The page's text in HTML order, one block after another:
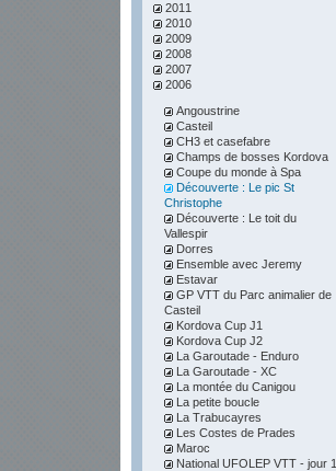
2011
2010
2009
2008
2007
2006
Angoustrine
Casteil
CH3 et casefabre
Champs de bosses Kordova
Coupe du monde à Spa
Découverte : Le pic St
Christophe
Découverte : Le toit du
Vallespir
Dorres
Ensemble avec Jeremy
Estavar
GP VTT du Parc animalier de
Casteil
Kordova Cup J1
Kordova Cup J2
La Garoutade - Enduro
La Garoutade - XC
La montée du Canigou
La petite boucle
La Trabucayres
Les Costes de Prades
Maroc
National UFOLEP VTT - jour 1